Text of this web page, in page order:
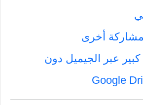
أخرى
عبر الجيميل دون